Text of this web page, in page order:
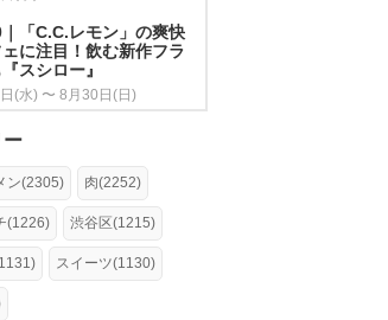
「C.C.レモン」の爽快
に注目！飲む新作フラ
スシロー』
(水) 〜 8月30日(日)
ー
ン(2305) 肉(2252)
(1226) 渋谷区(1215)
スイーツ(1130)